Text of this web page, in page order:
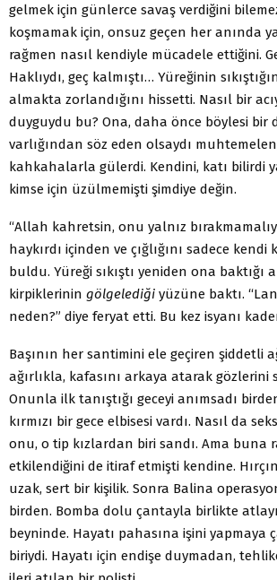
gelmek için günlerce savaş verdiğini
koşmamak için, onsuz geçen her anında
rağmen nasıl kendiyle mücadele ettiğini.
Haklıydı, geç kalmıştı… Yüreğinin
almakta zorlandığını hissetti. Nasıl bir
duyguydu bu? Ona, daha önce böylesi bir
varlığından söz eden olsaydı
kahkahalarla gülerdi. Kendini, katı bilirdi
kimse için üzülmemişti şimdiye değin.
“Allah kahretsin, onu yalnız
haykırdı içinden ve çığlığını sadece
buldu. Yüreği sıkıştı yeniden ona baktığı
kirpiklerinin gölgelediği yüzüne baktı.
neden?” diye feryat etti. Bu kez isyanı
Başının her santimini ele geçiren şiddetli
ağırlıkla, kafasını arkaya atarak gözlerini
Onunla ilk tanıştığı geceyi anımsadı
kırmızı bir gece elbisesi vardı. Nasıl da
onu, o tip kızlardan biri sandı. Ama buna
etkilendiğini de itiraf etmişti kendine.
uzak, sert bir kişilik. Sonra Balina
birden. Bomba dolu çantayla birlikte
beyninde. Hayatı pahasına işini yapmaya
biriydi. Hayatı için endişe duymadan,